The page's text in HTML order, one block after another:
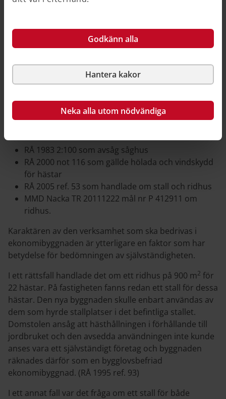
Godkänn alla
Hantera kakor
Neka alla utom nödvändiga
ekonomibyggnad. (RÅ 1995 ref. 93)
Ägarna bedrev skogsbruk och uppsågning av eget
avverkat virke på fastigheten. Regeringsrätten ansåg
någon större omfattning och inte var ett sådant
företag som ansågs självständigt i förhållande till
bygglovsbefriad. (RÅ 1994 ref.47)
RÅ 1983 2:100 som avsåg såghus
RÅ 2000 not 116 som gällde hölada och vindskydd
för hästar
RÅ 2005 ref. 53 som handlade om stall och ridhus
MMD Nacka TR 2011­12­22 mål nr P 4129­11 om
ridhus.
Karaktären av den verksamhet som ska bedrivas i
ekonomibyggnaden är ytterligare en faktor som har
betydelse för bedömningen av självständigheten.
I ett rättsfall handlade det om ett ridhus på 900 m2 för
22 hästar. På fastigheten fanns redan ett stall för dessa
hästar. Den nya byggnaden skulle enbart användas av
dem som hyrde stallplatser i det befintliga stallet.
Domstolen ansåg att hästhållningen i förhållande till
jordbruket och den avsedda användningen inte kunde
anses vara ett självständigt företag och byggnaden
räknades därför som en bygglovsbefriad
ekonomibyggnad. (RÅ 1995 ref. 93)
I ett annat fall var det fråga om ett stall för både